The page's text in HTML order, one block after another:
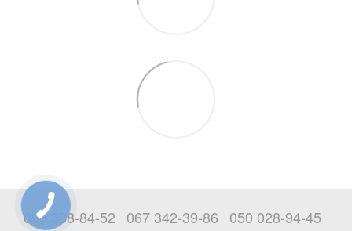
063 338-84-52 067 342-39-86 050 028-94-45